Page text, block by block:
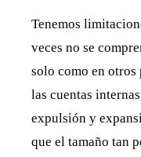
Tenemos
veces no se
solo como en otros
las cuentas
expulsión y
que el tamaño tan